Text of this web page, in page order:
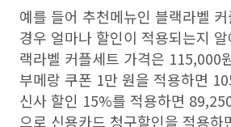
예를 들어 추천메뉴인 블랙라벨
경우 얼마나 할인이 적용되는지
랙라벨 커플세트 가격은 115,000
부메랑 쿠폰 1만 원을 적용하면
신사 할인 15%를 적용하면
으로 신용카드 청구할인을 적용하